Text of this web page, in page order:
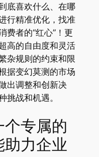
底喜欢什么、在哪
行精准优化，找准
费者的“红心”！更
高的自由度和灵活
杂规则的约束和限
据变幻莫测的市场
出调整和创新决
挑战和机遇。
专属的
力企业